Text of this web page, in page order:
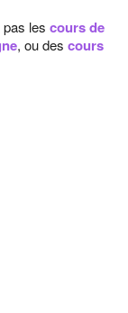
les cours de
, ou des cours